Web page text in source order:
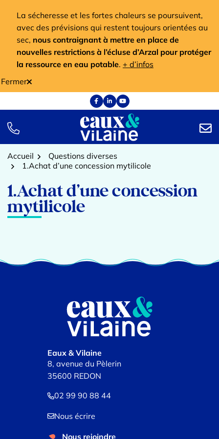
contenu
Fermer
La sécheresse et les fortes chaleurs se poursuivent,
avec des prévisions qui restent toujours orientées au
sec, nous contraignant à mettre en place de
nouvelles restrictions à l’écluse d’Arzal pour protéger
la ressource en eau potable. + d’infos
Facebook
(ouverture dans un nouvel onglet)
Linkedin
(ouverture dans un nouvel onglet)
YouTube
(ouverture dans un nouvel onglet)
TÉL.
Accueil
Questions diverses
1.Achat d’une concession mytilicole
1.Achat d’une concession
mytilicole
Eaux & Vilaine
8, avenue du Pèlerin
35600 REDON
02 99 90 88 44
Nous écrire
Nous rejoindre